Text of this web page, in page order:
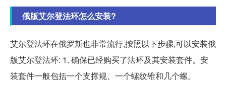
俄版艾尔登法环怎么安装?
艾尔登法环在俄罗斯也非常流行,按照以下步骤,可以安装俄
版艾尔登法环: 1. 确保已经购买了法环及其安装套件。安
装套件一般包括一个支撑规、一个螺纹锥和几个螺。